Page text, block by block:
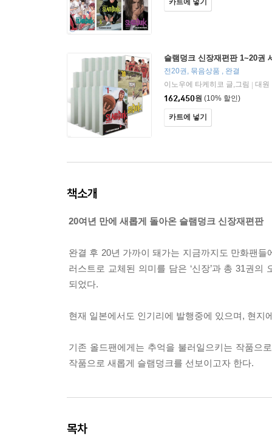
카트에 넣기
슬램덩크 신장재편판 1~20권
전20권, 묶음상품 , 완결
이노우에 타케히코 글,그림
대원
162,450원 (10% 할인)
카트에 넣기
책소개
20여년 만에 새롭게 돌아온 슬램덩크 신장재편판
완결 후 20년 가까이 돼가는 지금까지도 만화팬
러스트로 교체된 의미를 담은 ‘신장’과 총 31권
되었다.
현재 일본에서도 인기리에 발행중에 있으며, 현지
기존 올드팬에게는 추억을 불러일으키는 작품으
작품으로 새롭게 슬램덩크를 선보이고자 한다.
목차